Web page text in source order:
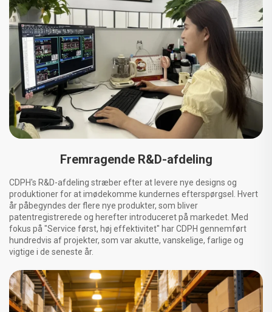
Fremragende R&D-afdeling
CDPH's R&D-afdeling stræber efter at levere nye designs og
produktioner for at imødekomme kundernes efterspørgsel. Hvert
år påbegyndes der flere nye produkter, som bliver
patentregistrerede og herefter introduceret på markedet. Med
fokus på "Service først, høj effektivitet" har CDPH gennemført
hundredvis af projekter, som var akutte, vanskelige, farlige og
vigtige i de seneste år.